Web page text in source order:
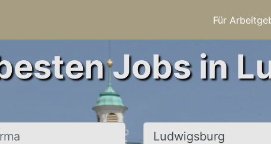
Für
Jobs in
Ort, Stadt